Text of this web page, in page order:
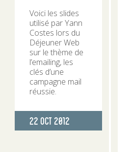
Voici les slides
utilisé par Yann
Costes lors du
Déjeuner Web
sur le thème de
l’emailing, les
clés d’une
campagne mail
réussie.
Publié
22 Oct 2012